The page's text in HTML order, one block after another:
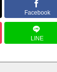
Facebook
LINE